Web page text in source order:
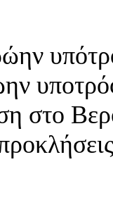
στο